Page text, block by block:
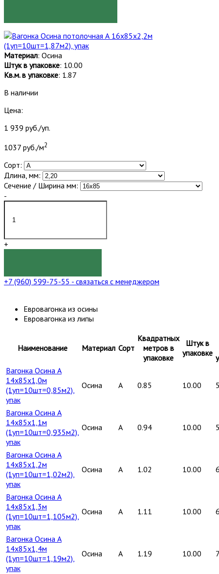
Материал: Осина
Штук в упаковке: 10.00
Кв.м. в упаковке: 1.87
В наличии
Цена:
1 939 руб./уп.
1037 руб./м2
Сорт:
Длина, мм:
Сечение / Ширина мм:
-
+
+7 (960) 599-75-55 - связаться с менеджером
Евровагонка из осины
Евровагонка из липы
Наименование Материал Сорт
Квадратных
метров в
упаковке
Штук в
упаковке
Вагонка Осина А
14х85х1,0м
(1уп=10шт=0,85м2),
упак
Осина A 0.85 10.00
Вагонка Осина А
14х85х1,1м
(1уп=10шт=0,935м2),
упак
Осина A 0.94 10.00
Вагонка Осина А
14х85х1,2м
(1уп=10шт=1,02м2),
упак
Осина A 1.02 10.00
Вагонка Осина А
14х85х1,3м
(1уп=10шт=1,105м2),
упак
Осина A 1.11 10.00
Вагонка Осина А
14х85х1,4м
(1уп=10шт=1,19м2),
упак
Осина A 1.19 10.00